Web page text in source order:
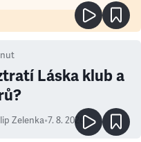
Láska klub a
Zelenka•7. 8. 2026